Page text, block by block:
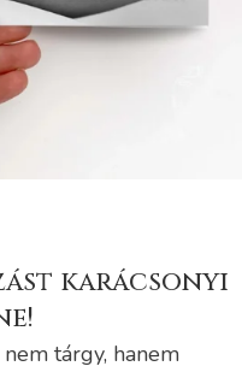
karácsonyi
tárgy, hanem